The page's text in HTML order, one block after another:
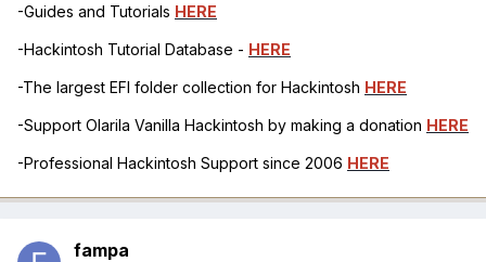
-Guides and Tutorials HERE
-Hackintosh Tutorial Database - HERE
-The largest EFI folder collection for Hackintosh HERE
-Support Olarila Vanilla Hackintosh by making a donation HERE
-Professional Hackintosh Support since 2006 HERE
fampa